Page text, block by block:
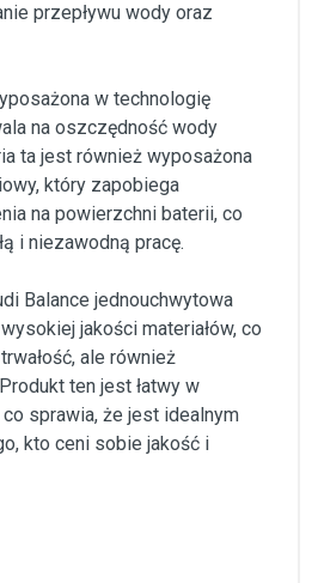
przepływu wody oraz
w technologię
na oszczędność wody
ta jest również wyposażona
który zapobiega
na powierzchni baterii, co
i niezawodną pracę.
Balance jednouchwytowa
jakości materiałów, co
ale również
ten jest łatwy w
sprawia, że jest idealnym
kto ceni sobie jakość i